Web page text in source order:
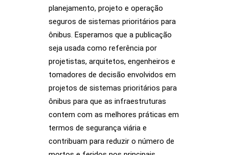
planejamento, projeto e operação
seguros de sistemas prioritários para
ônibus. Esperamos que a publicação
seja usada como referência por
projetistas, arquitetos, engenheiros e
tomadores de decisão envolvidos em
projetos de sistemas prioritários para
ônibus para que as infraestruturas
contem com as melhores práticas em
termos de segurança viária e
contribuam para reduzir o número de